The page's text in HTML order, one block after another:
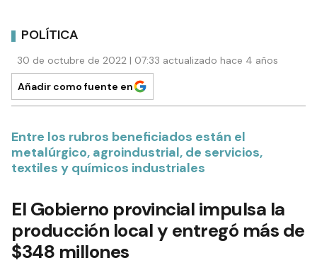
POLÍTICA
30 de octubre de 2022 | 07:33 actualizado hace 4 años
Añadir como fuente en
Entre los rubros beneficiados están el
metalúrgico, agroindustrial, de servicios,
textiles y químicos industriales
El Gobierno provincial impulsa la
producción local y entregó más de
$348 millones